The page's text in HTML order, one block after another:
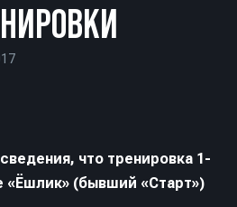
что тренировка 1-
«Ёшлик» (бывший «Старт»)